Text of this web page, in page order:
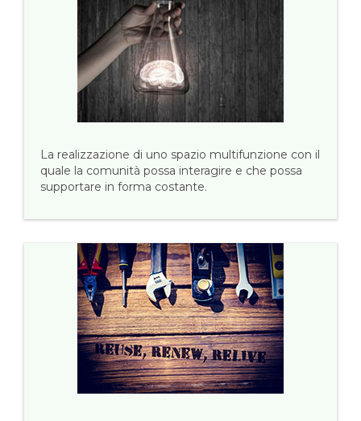
La realizzazione di uno spazio multifunzione con il
quale la comunità possa interagire e che possa
supportare in forma costante.